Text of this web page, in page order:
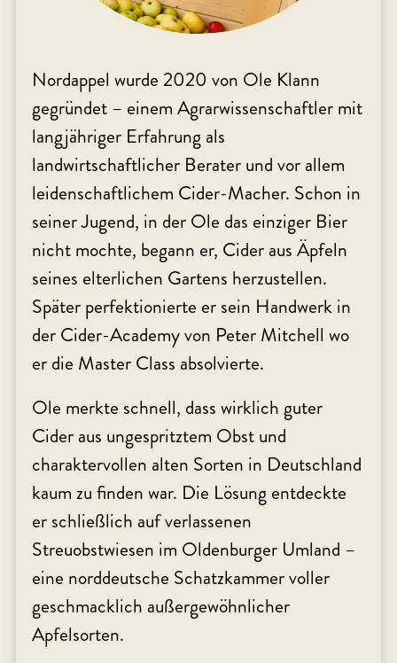
Nordappel wurde 2020 von Ole Klann
gegründet – einem Agrarwissenschaftler mit
langjähriger Erfahrung als
landwirtschaftlicher Berater und vor allem
leidenschaftlichem Cider-Macher. Schon in
seiner Jugend, in der Ole das einziger Bier
nicht mochte, begann er, Cider aus Äpfeln
seines elterlichen Gartens herzustellen.
Später perfektionierte er sein Handwerk in
der Cider-Academy von Peter Mitchell wo
er die Master Class absolvierte.
Ole merkte schnell, dass wirklich guter
Cider aus ungespritztem Obst und
charaktervollen alten Sorten in Deutschland
kaum zu finden war. Die Lösung entdeckte
er schließlich auf verlassenen
Streuobstwiesen im Oldenburger Umland –
eine norddeutsche Schatzkammer voller
geschmacklich außergewöhnlicher
Apfelsorten.